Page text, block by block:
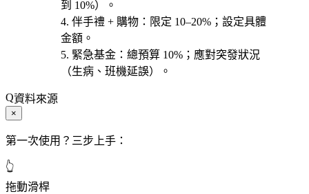
到 10%）。
伴手禮 + 購物 ：限定 10–20%；設定具體
金額。
緊急基金 ：總預算 10%；應對突發狀況
（生病、班機延誤）。
資料來源
×
第一次使用？三步上手：
👆
拖動滑桿